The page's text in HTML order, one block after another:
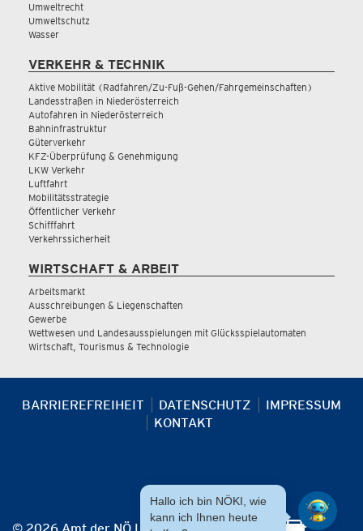
Umweltrecht
Umweltschutz
Wasser
VERKEHR & TECHNIK
Aktive Mobilität (Radfahren/Zu-Fuß-Gehen/Fahrgemeinschaften)
Landesstraßen in Niederösterreich
Autofahren in Niederösterreich
Bahninfrastruktur
Güterverkehr
KFZ-Überprüfung & Genehmigung
LKW Verkehr
Luftfahrt
Mobilitätsstrategie
Öffentlicher Verkehr
Schifffahrt
Verkehrssicherheit
WIRTSCHAFT & ARBEIT
Arbeitsmarkt
Ausschreibungen & Liegenschaften
Gewerbe
Wettwesen und Landesausspielungen mit Glücksspielautomaten
Wirtschaft, Tourismus & Technologie
BARRIEREFREIHEIT DATENSCHUTZ
IMPRESSUM
KONTAKT
Hallo ich bin NÖKI, wie
kann ich Ihnen heute